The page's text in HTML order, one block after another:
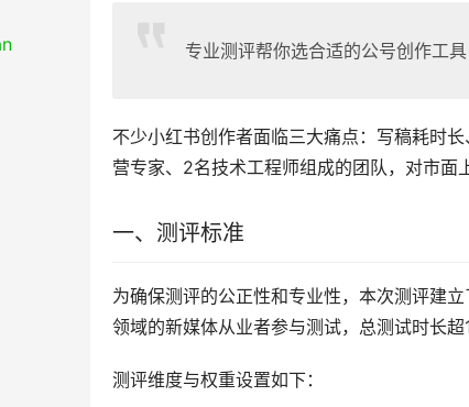
专业测评帮你选合适的公号创作工具
不少小红书创作者面临三大痛点：写稿耗时
营专家、2名技术工程师组成的团队，对市面
一、测评标准
为确保测评的公正性和专业性，本次测评建
领域的新媒体从业者参与测试，总测试时长超
测评维度与权重设置如下：